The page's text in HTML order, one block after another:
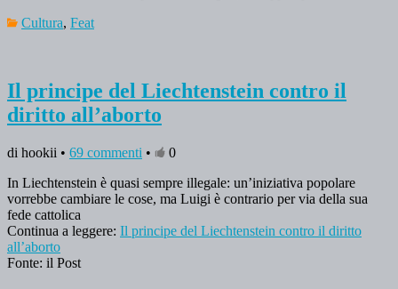
Cultura, Feat
Il principe del Liechtenstein contro il
diritto all’aborto
di hookii • 69 commenti •
0
In Liechtenstein è quasi sempre illegale: un’iniziativa popolare
vorrebbe cambiare le cose, ma Luigi è contrario per via della sua
fede cattolica
Continua a leggere: Il principe del Liechtenstein contro il diritto
all’aborto
Fonte: il Post